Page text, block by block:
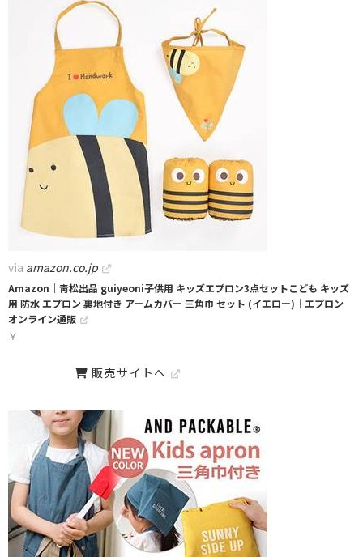
via amazon.co.jp
Amazon｜靑松出品 guiyeoni子供用 キッズエプロン3点セットこども キッズ
用 防水 エプロン 裏地付き アームカバー 三角巾 セット (イエロー)｜エプロン
オンライン通販
￥
販売サイトへ